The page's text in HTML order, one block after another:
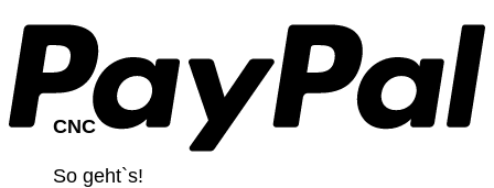
CNC
So geht`s!